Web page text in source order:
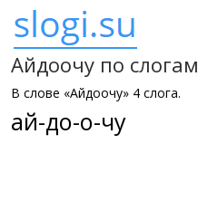
Айдоочу по слогам
В слове «Айдоочу» 4 слога.
ай-до-о-чу